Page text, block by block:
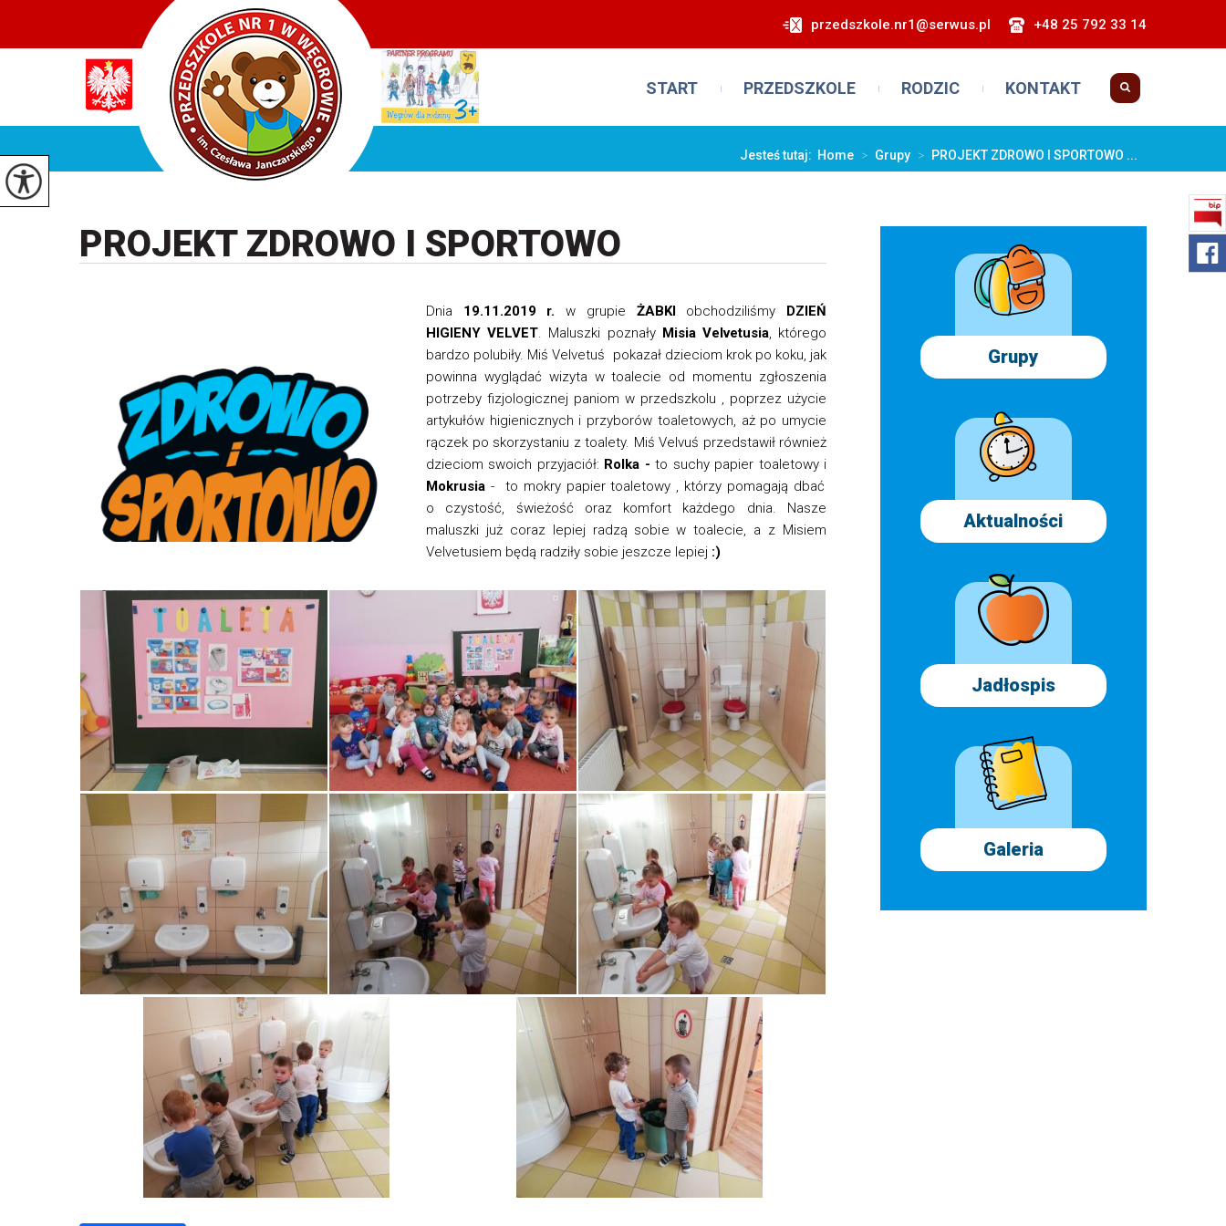
przedszkole.nr1@serwus.pl +48 25 792 33 14
START PRZEDSZKOLE RODZIC KONTAKT
Jesteś tutaj: Home > Grupy > PROJEKT ZDROWO I SPORTOWO ...
PROJEKT ZDROWO I SPORTOWO
Dnia 19.11.2019 r. w grupie ŻABKIobchodziliśmy DZIEŃ
HIGIENY VELVET. Maluszki poznałyMisia Velvetusia, którego
bardzo polubiły. Miś Velvetuś pokazał dzieciom krok po koku, jak
powinna wyglądać wizyta w toalecie od momentu zgłoszenia
potrzeby fizjologicznej paniom w przedszkolu , poprzez użycie
artykułów higienicznych i przyborów toaletowych, aż po umycie
rączek po skorzystaniu z toalety. Miś Velvuś przedstawił również
dzieciom swoich przyjaciół: Rolka - to suchy papier toaletowy i
Mokrusia - to mokry papier toaletowy , którzy pomagają dbać
o czystość, świeżość oraz komfort każdego dnia. Nasze
maluszki już coraz lepiej radzą sobie w toalecie, a z Misiem
Velvetusiem będą radziły sobie jeszcze lepiej :)
Grupy
Aktualności
Jadłospis
Galeria